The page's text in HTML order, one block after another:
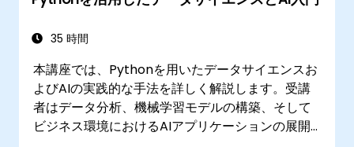
35 時間
本講座では、Pythonを用いたデータサイエンスお
よびAIの実践的な手法を詳しく解説します。受講
者はデータ分析、機械学習モデルの構築、そして
ビジネス環境におけるAIアプリケーションの展開